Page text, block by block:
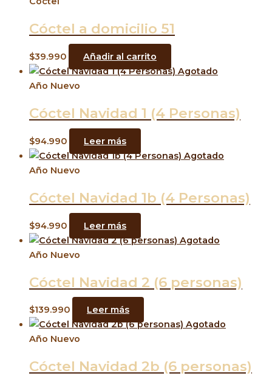
Cóctel a domicilio 51
$39.990
Añadir al carrito
Agotado
Año Nuevo
Cóctel Navidad 1 (4 Personas)
$94.990
Leer más
Agotado
Año Nuevo
Cóctel Navidad 1b (4 Personas)
$94.990
Leer más
Agotado
Año Nuevo
Cóctel Navidad 2 (6 personas)
$139.990
Leer más
Agotado
Año Nuevo
Cóctel Navidad 2b (6 personas)